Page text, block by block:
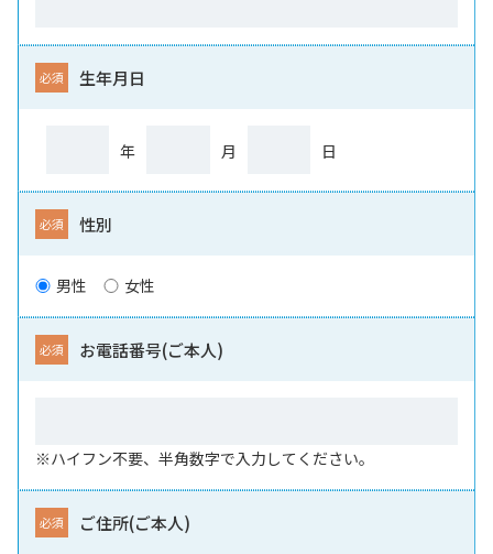
生年月日
年 月 日
性別
男性 女性
お電話番号(ご本人)
※ハイフン不要、半角数字で入力してください。
ご住所(ご本人)